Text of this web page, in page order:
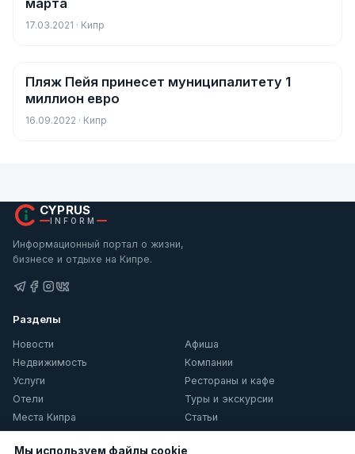
марта
17.03.2021 · Кипр
Новости
Пляж Пейя принесет муниципалитету 1
миллион евро
16.09.2022 · Кипр
CYPRUS
INFORM
Информационный портал о жизни,
бизнесе и отдыхе на Кипре.
Разделы
Новости
Афиша
Недвижимость
Компании
Услуги
Рестораны и кафе
Отели
Туры и экскурсии
Места Кипра
Статьи
Мы используем файлы cookie